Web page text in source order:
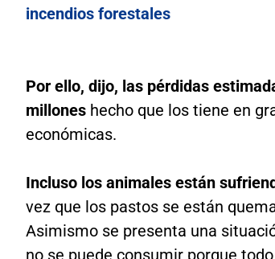
incendios forestales
Por ello, dijo, las pérdidas
milloneshecho que los tiene en
económicas.
Incluso los animales están
vez que los pastos se están
Asimismo se presenta una
no se puede consumir porque